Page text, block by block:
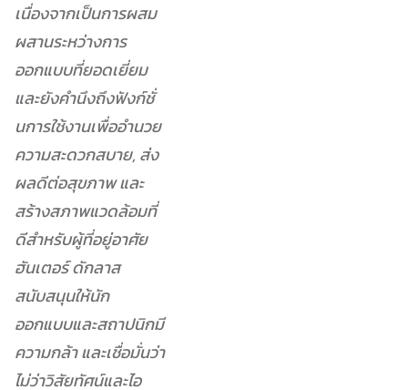
เนื่องจากเป็นการผสม
ผสานระหว่างการ
ออกแบบที่ยอดเยี่ยม
และยังคำนึงถึงฟังก์ชั่
นการใช้งานเพื่ออำนวย
ความสะดวกสบาย, ส่ง
ผลดีต่อสุขภาพ และ
สร้างสภาพแวดล้อมที่
ดีสำหรับผู้ที่อยู่อาศัย
ฮันเตอร์ ดักลาส
สนับสนุนให้นัก
ออกแบบและสถาปนิกมี
ความกล้า และเชื่อมั่นว่า
ไม่ว่าวิสัยทัศน์และไอ